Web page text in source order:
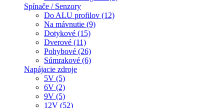
Spínače / Senzory
Do ALU profilov (12)
Na mávnutie (9)
Dotykové (15)
Dverové (11)
Pohybové (26)
Súmrakové (6)
Napájacie zdroje
5V (5)
6V (2)
9V (5)
12V (52)